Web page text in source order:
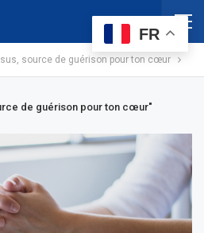
source de guérison pour ton cœur
de guérison pour ton cœur"
FR